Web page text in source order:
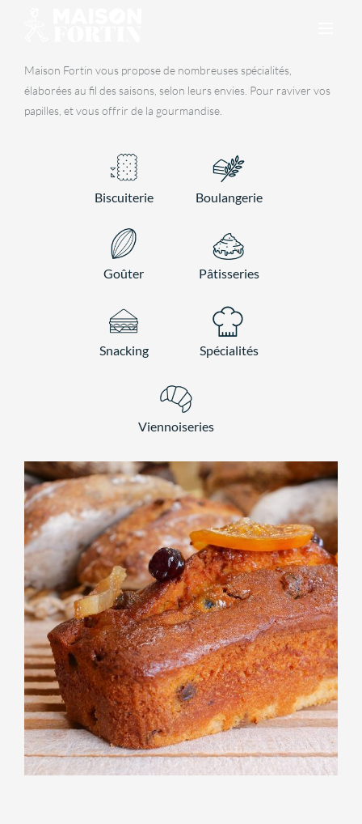
Maison Fortin vous propose de nombreuses spécialités,
élaborées au fil des saisons, selon leurs envies. Pour raviver vos
papilles, et vous offrir de la gourmandise.
Biscuiterie Boulangerie
Goûter Pâtisseries
Snacking Spécialités
Viennoiseries
GOÛTER ,SPÉCIALITÉS
Cake